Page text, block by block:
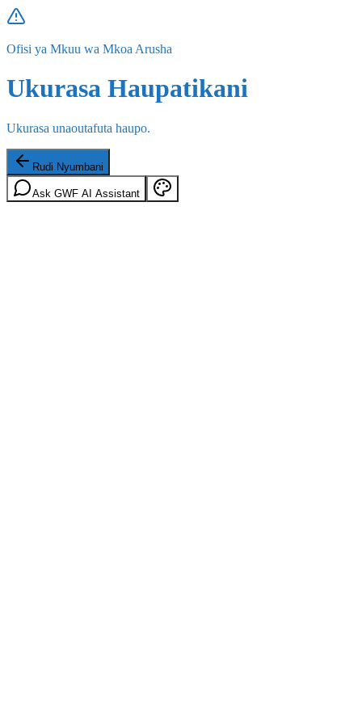
Ofisi ya Mkuu wa Mkoa Arusha
Ukurasa Haupatikani
Ukurasa unaoutafuta haupo.
Rudi Nyumbani
Ask GWF AI Assistant